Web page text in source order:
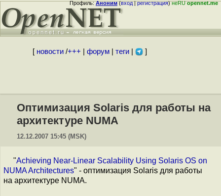
Профиль:Аноним(вход|регистрация)неRUopennet.me
[ новости/+++ форум| теги| ]
Оптимизация Solaris для работы на
архитектуре NUMA
12.12.2007 15:45 (MSK)
"Achieving Near-Linear Scalability Using Solaris OS on
NUMA Architectures" - оптимизация Solaris для работы
на архитектуре NUMA.